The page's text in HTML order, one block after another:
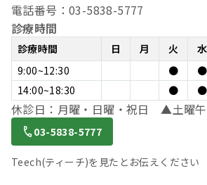
電話番号：03-5838-5777
診療時間
診療時間 日 月 火 水
9:00~12:30
● ●
14:00~18:30
● ●
休診日：月曜・日曜・祝日 ▲土曜
03-5838-5777
Teech(ティーチ)を見たとお伝えください